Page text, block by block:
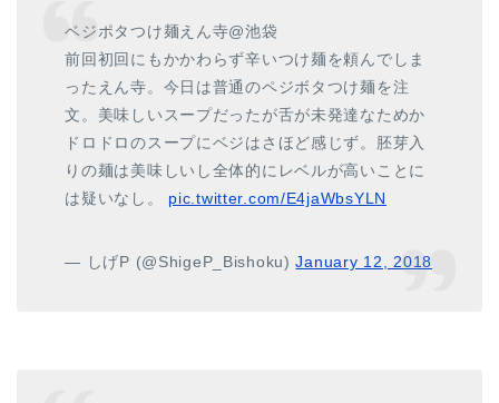
ベジポタつけ麺えん寺@池袋
前回初回にもかかわらず辛いつけ麺を頼んでしま
ったえん寺。今日は普通のペジボタつけ麺を注
文。美味しいスープだったが舌が未発達なためか
ドロドロのスープにベジはさほど感じず。胚芽入
りの麺は美味しいし全体的にレベルが高いことに
は疑いなし。 pic.twitter.com/E4jaWbsYLN
— しげP (@ShigeP_Bishoku)January 12, 2018